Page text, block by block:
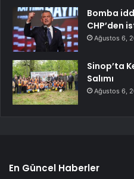
Bomba
CHP’den
Ağustos 6,
Sinop’ta
Salımı
Ağustos 6,
En Güncel Haberler